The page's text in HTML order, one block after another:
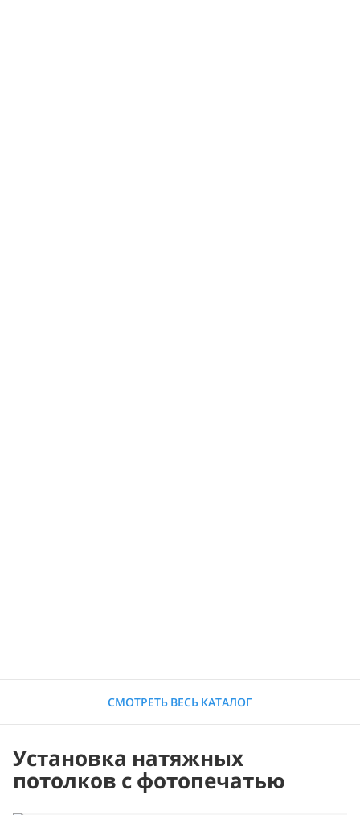
СМОТРЕТЬ ВЕСЬ КАТАЛОГ
Установка натяжных
потолков с фотопечатью